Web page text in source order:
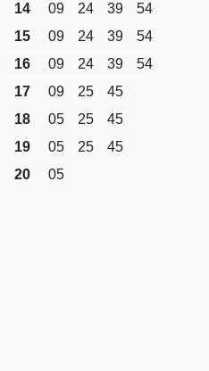
14
09 24 39
54
15
09 24 39
54
16
09 24 39
54
17
09 25
45
18
05 25
45
19
05 25
45
20
05